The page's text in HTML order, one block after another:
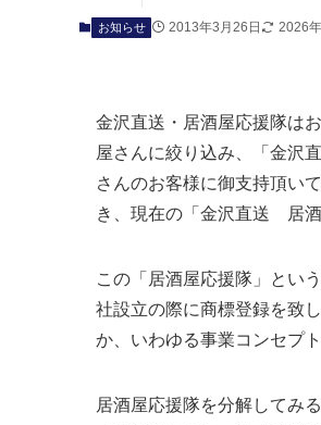
お知らせ 2013年3月26日 2026
金沢直送・居酒屋応援隊は
屋さんに絞り込み、「金沢
さんのお客様に御支持頂い
き、現在の「金沢直送 居酒
この「居酒屋応援隊」とい
社設立の際に商標登録を致
か、いわゆる事業コンセプ
居酒屋応援隊を分解してみ